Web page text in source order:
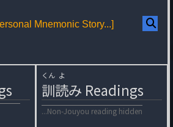
Mnemonic Story...]
訓
くん
読
よ
み Readings
...Non-Jouyou reading hidden